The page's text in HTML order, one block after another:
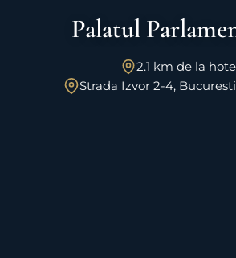
Palatul
2.1 km de la
Strada Izvor 2-4,